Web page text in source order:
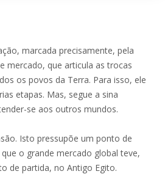
marcada precisamente, pela
mercado, que articula as trocas
os povos da Terra. Para isso, ele
etapas. Mas, segue a sina
se aos outros mundos.
Isto pressupõe um ponto de
o grande mercado global teve,
de partida, no Antigo Egito.